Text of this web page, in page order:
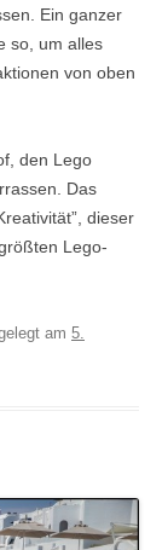
Ein ganzer
so, um alles
von oben
den Lego
Das
dieser
Lego-
am 5.